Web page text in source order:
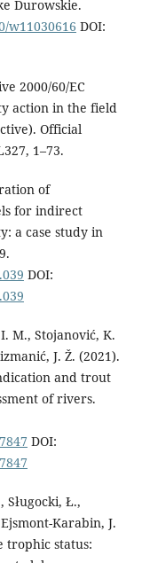
Durowskie.
w11030616 DOI:
2000/60/EC
action in the field
Official
1–73.
of
for indirect
a case study in
DOI:
M., Stojanović, K.
J. Ž. (2021).
and trout
of rivers.
DOI:
Ł.,
Karabin, J.
trophic status: